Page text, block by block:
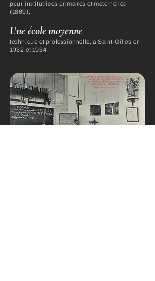
pour institutrices primaires et maternelles
(1869);
Une école moyenne
technique et professionnelle, à Saint-Gilles en
1932 et 1934.